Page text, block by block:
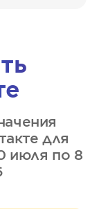
для
июля по 8